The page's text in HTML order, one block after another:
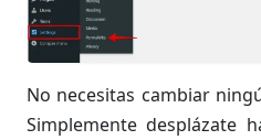
No necesitas cambiar
Simplemente desplázate